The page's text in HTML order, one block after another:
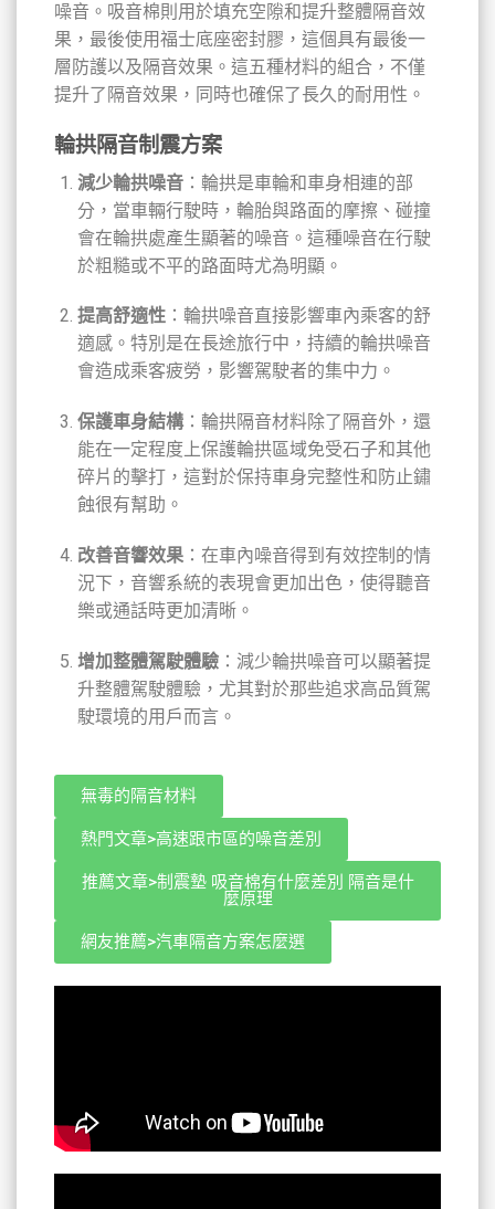
噪音。吸音棉則用於填充空隙和提升整體隔音效
果，最後使用福士底座密封膠，這個具有最後一
層防護以及隔音效果。這五種材料的組合，不僅
提升了隔音效果，同時也確保了長久的耐用性。
輪拱隔音制震方案
減少輪拱噪音：輪拱是車輪和車身相連的部
分，當車輛行駛時，輪胎與路面的摩擦、碰撞
會在輪拱處產生顯著的噪音。這種噪音在行駛
於粗糙或不平的路面時尤為明顯。
提高舒適性：輪拱噪音直接影響車內乘客的舒
適感。特別是在長途旅行中，持續的輪拱噪音
會造成乘客疲勞，影響駕駛者的集中力。
保護車身結構：輪拱隔音材料除了隔音外，還
能在一定程度上保護輪拱區域免受石子和其他
碎片的擊打，這對於保持車身完整性和防止鏽
蝕很有幫助。
改善音響效果：在車內噪音得到有效控制的情
況下，音響系統的表現會更加出色，使得聽音
樂或通話時更加清晰。
增加整體駕駛體驗：減少輪拱噪音可以顯著提
升整體駕駛體驗，尤其對於那些追求高品質駕
駛環境的用戶而言。
無毒的隔音材料
熱門文章>高速跟市區的噪音差別
推薦文章>制震墊 吸音棉有什麼差別 隔音是什
麼原理
網友推薦>汽車隔音方案怎麼選